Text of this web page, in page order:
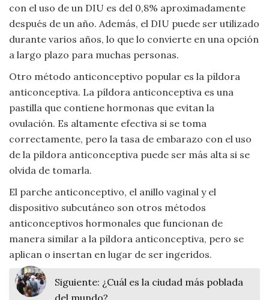
Universo
Viajar
con el uso de un DIU es del 0,8% aproximadamente
después de un año. Además, el DIU puede ser utilizado
durante varios años, lo que lo convierte en una opción
a largo plazo para muchas personas.
Otro método anticonceptivo popular es la píldora
anticonceptiva. La píldora anticonceptiva es una
pastilla que contiene hormonas que evitan la
ovulación. Es altamente efectiva si se toma
correctamente, pero la tasa de embarazo con el uso
de la píldora anticonceptiva puede ser más alta si se
olvida de tomarla.
El parche anticonceptivo, el anillo vaginal y el
dispositivo subcutáneo son otros métodos
anticonceptivos hormonales que funcionan de
manera similar a la píldora anticonceptiva, pero se
aplican o insertan en lugar de ser ingeridos.
Siguiente: ¿Cuál es la ciudad más poblada
del mundo?